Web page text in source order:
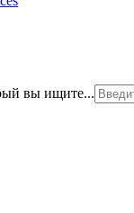
вы ищите...